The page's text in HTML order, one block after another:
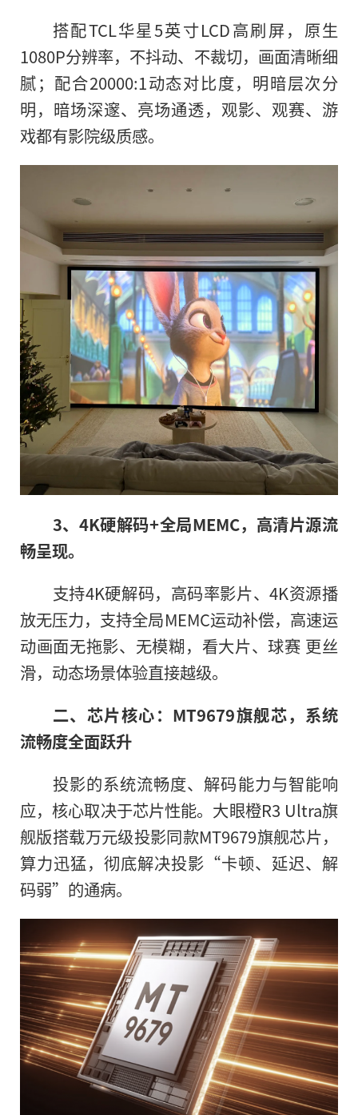
搭配TCL华星5英寸LCD高刷屏，原生
1080P分辨率，不抖动、不裁切，画面清晰细
腻；配合20000:1动态对比度，明暗层次分
明，暗场深邃、亮场通透，观影、观赛、游
戏都有影院级质感。
3、4K硬解码+全局MEMC，高清片源流
畅呈现。
支持4K硬解码，高码率影片、4K资源播
放无压力，支持全局MEMC运动补偿，高速运
动画面无拖影、无模糊，看大片、球赛 更丝
滑，动态场景体验直接越级。
二、芯片核心：MT9679旗舰芯，系统
流畅度全面跃升
投影的系统流畅度、解码能力与智能响
应，核心取决于芯片性能。大眼橙R3 Ultra旗
舰版搭载万元级投影同款MT9679旗舰芯片，
算力迅猛，彻底解决投影“卡顿、延迟、解
码弱”的通病。